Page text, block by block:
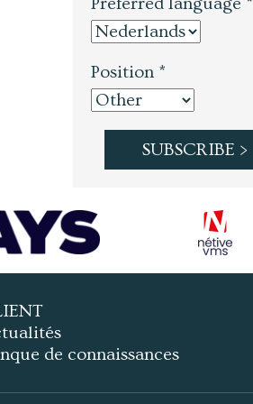
Position *
de connaissances